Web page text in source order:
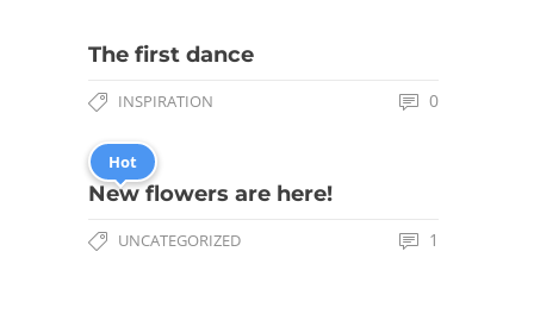
The first dance
INSPIRATION 0
Hot
New flowers are here!
UNCATEGORIZED 1